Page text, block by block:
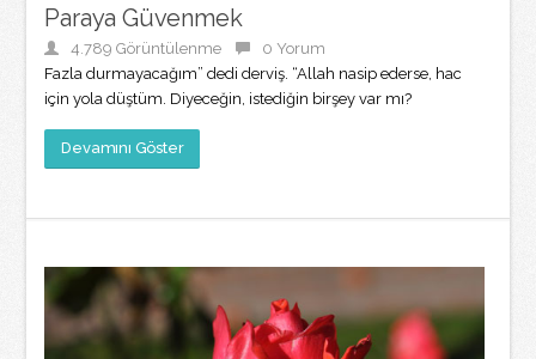
Paraya Güvenmek
4.789 Görüntülenme
0 Yorum
Fazla durmayacağım” dedi derviş. “Allah nasip ederse, hac
için yola düştüm. Diyeceğin, istediğin birşey var mı?
Devamını Göster